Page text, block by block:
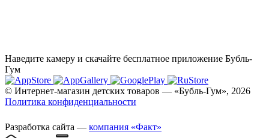
Наведите камеру и скачайте бесплатное приложение Бубль-
Гум
© Интернет-магазин детских товаров — «Бубль-Гум», 2026
Политика конфиденциальности
Разработка сайта — компания «Факт»